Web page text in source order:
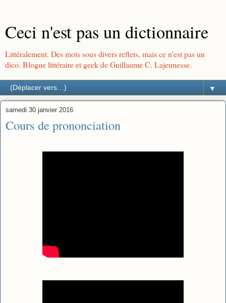
Ceci n'est pas un dictionnaire
Littéralement. Des mots sous divers reflets, mais ce n'est pas un
dico. Blogue littéraire et geek de Guillaume C. Lajeunesse.
▼
samedi 30 janvier 2016
Cours de prononciation